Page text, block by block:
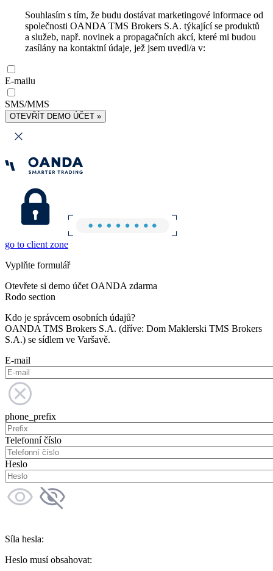
Souhlasím s tím, že budu dostávat marketingové informace od
společnosti OANDA TMS Brokers S.A. týkající se produktů
a služeb, např. novinek a propagačních akcí, které mi budou
zasílány na kontaktní údaje, jež jsem uvedl/a v:
E-mailu
SMS/MMS
OTEVŘÍT DEMO ÚČET »
go to client zone
Vyplňte formulář
Otevřete si demo účet OANDA zdarma
Rodo section
Kdo je správcem osobních údajů?
OANDA TMS Brokers S.A. (dříve: Dom Maklerski TMS Brokers
S.A.) se sídlem ve Varšavě.
E-mail
phone_prefix
Telefonní číslo
Heslo
Síla hesla:
Heslo musí obsahovat: